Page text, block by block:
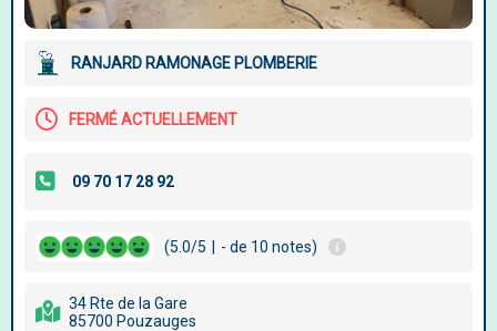
RANJARD RAMONAGE PLOMBERIE
FERMÉ ACTUELLEMENT
(5.0/5 - de 10 notes)
34 Rte de la Gare
85700 Pouzauges